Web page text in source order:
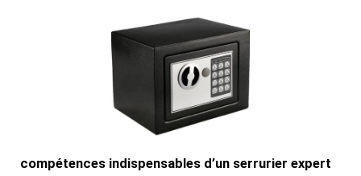
compétences indispensables d’un serrurier expert